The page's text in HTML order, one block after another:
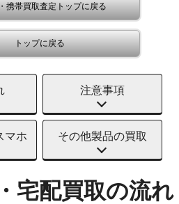
携帯買取査定トップに戻る
トップに戻る
注意事項
マホ その他製品の買取
宅配買取の流れ